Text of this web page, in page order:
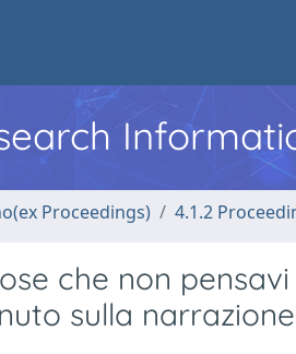
Proceedings) 4.1.2
che non pensavi
sulla